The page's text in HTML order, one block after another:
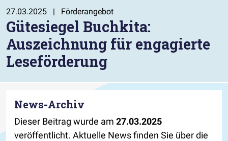
27.03.2025 | Förderangebot
Gütesiegel Buchkita:
Auszeichnung für engagierte
Leseförderung
News-Archiv
Dieser Beitrag wurde am 27.03.2025
veröffentlicht. Aktuelle News finden Sie über die